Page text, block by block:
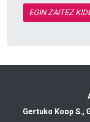
EGIN ZAITEZ
Gertuko Koop S.,